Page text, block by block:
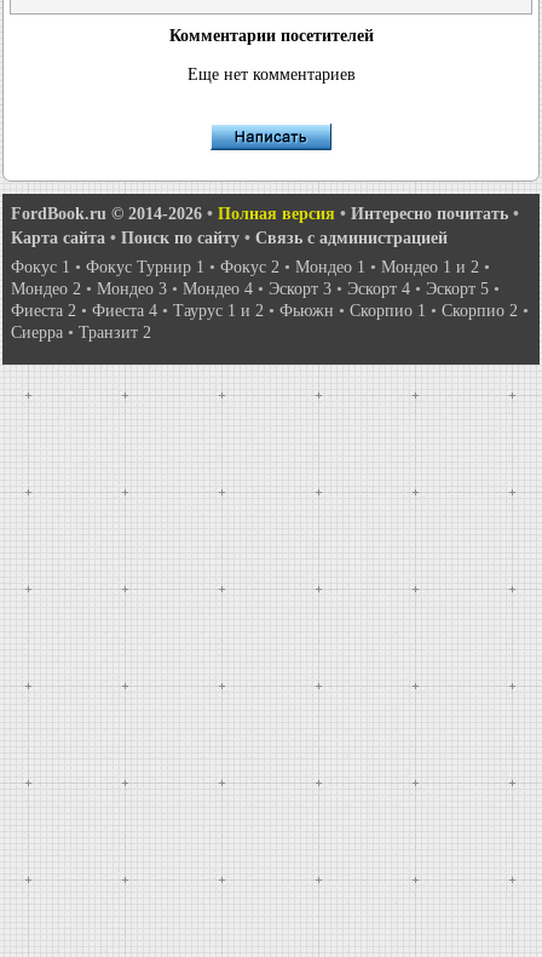
Комментарии посетителей
Еще нет комментариев
FordBook.ru © 2014-2026 • Полная версия • Интересно почитать •
Карта сайта • Поиск по сайту • Связь с администрацией
Фокус 1 • Фокус Турнир 1 • Фокус 2 • Мондео 1 • Мондео 1 и 2 •
Мондео 2 • Мондео 3 • Мондео 4 • Эскорт 3 • Эскорт 4 • Эскорт 5 •
Фиеста 2 • Фиеста 4 • Таурус 1 и 2 • Фьюжн • Скорпио 1 • Скорпио 2 •
Сиерра • Транзит 2